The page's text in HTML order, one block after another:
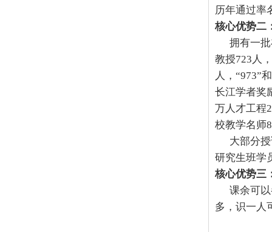
历年通过率
核心优势二
拥有一
教授723 人
人，“973”
长江学者奖
万人才工程
校教学名师8
大部分
研究生班学
核心优势三
课余可
多，识一人